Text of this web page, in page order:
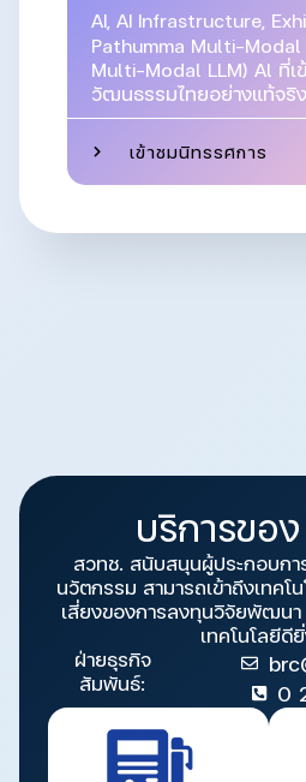
AI, AI Infrastructure,
Pathumma Multi-Modal
Multi-Modal LLM) Al ที่เ
วัฒนธรรมไทยอย่างแท้จริง
เข้าชมนิทรรศการ
บริการขอ
สวทช. สนับสนุนผู้ประกอบกา
นวัตกรรม สามารถเข้าถึงเทคโ
เสี่ยงของการลงทุนวิจัยพัฒนา
เทคโนโลยีดี
ฝ่ายธุรกิจ
สัมพันธ์:
0